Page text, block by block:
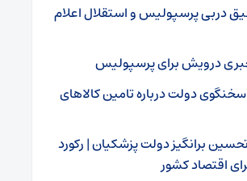
دربی پرسپولیس و استقلال اعلام
دولت درباره تامین کالا‌های
برانگیز دولت پزشکیان | رکورد
اقتصاد کشور